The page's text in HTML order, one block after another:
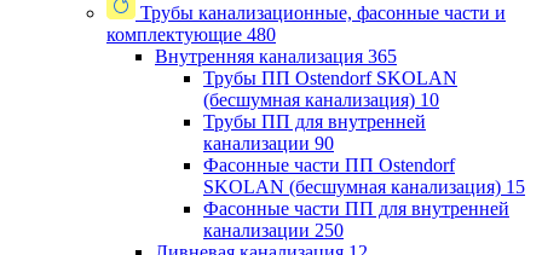
Трубы канализационные, фасонные части и
комплектующие 480
Внутренняя канализация 365
Трубы ПП Ostendorf SKOLAN
(бесшумная канализация) 10
Трубы ПП для внутренней
канализации 90
Фасонные части ПП Ostendorf
SKOLAN (бесшумная канализация) 15
Фасонные части ПП для внутренней
канализации 250